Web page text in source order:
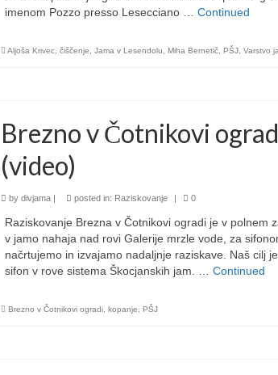
imenom Pozzo presso Lesecciano … Continued
Aljoša Krivec, čiščenje Jama v Lesendolu Miha Bernetič, PŠJ, Varstvo
Brezno v Čotnikovi
(video)
by divjama| posted in: Raziskovanje | 0
Raziskovanje Brezna v Čotnikovi ogradi je v polnem
v jamo nahaja nad rovi Galerije mrzle vode, za
načrtujemo in izvajamo nadaljnje raziskave. Naš cilj
sifon v rove sistema Škocjanskih jam. … Continued
Brezno v Čotnikovi ogradi, kopanje PŠJ